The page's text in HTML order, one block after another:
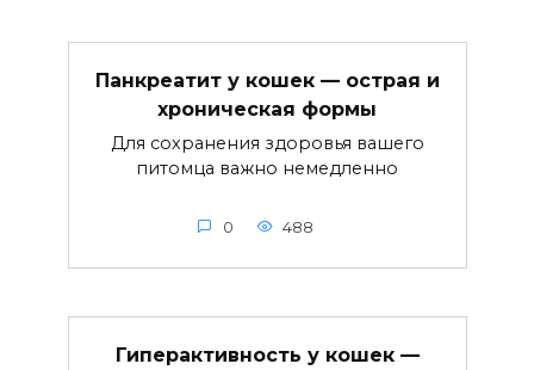
Панкреатит у кошек — острая и
хроническая формы
Для сохранения здоровья вашего
питомца важно немедленно
0 488
Гиперактивность у кошек —